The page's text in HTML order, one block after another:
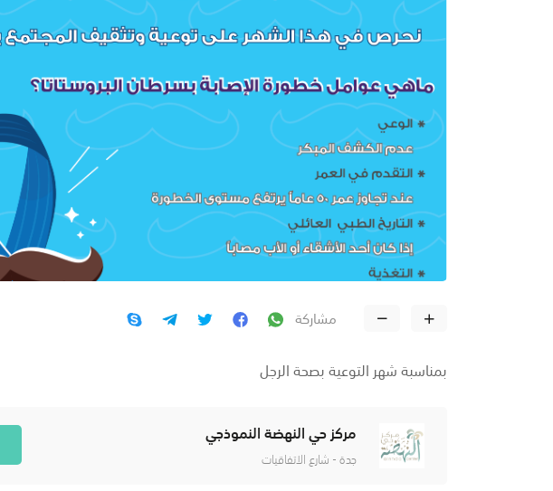
مشاركة
بمناسبة شهر التوعية بصحة الرجل
مركز حي النهضة النموذجي
جدة - شارع الاتفاقيات